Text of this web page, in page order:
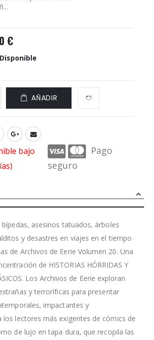
€
Disponible
AÑADIR
bajo
Pago
seguro
asesinos tatuados, árboles
y desastres en viajes en el tiempo
de Archivos de Eerie Volumen 20. Una
de HISTORIAS HÓRRIDAS Y
Los Archivos de Eerie exploran
y terroríficas para presentar
impactantes y
los lectores más exigentes de cómics de
de lujo en tapa dura, que recopila las